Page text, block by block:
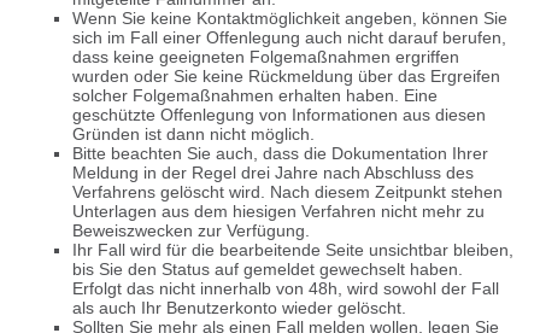
Wenn Sie keine Kontaktmöglichkeit angeben, können Sie
sich im Fall einer Offenlegung auch nicht darauf berufen,
dass keine geeigneten Folgemaßnahmen ergriffen
wurden oder Sie keine Rückmeldung über das Ergreifen
solcher Folgemaßnahmen erhalten haben. Eine
geschützte Offenlegung von Informationen aus diesen
Gründen ist dann nicht möglich.
Bitte beachten Sie auch, dass die Dokumentation Ihrer
Meldung in der Regel drei Jahre nach Abschluss des
Verfahrens gelöscht wird. Nach diesem Zeitpunkt stehen
Unterlagen aus dem hiesigen Verfahren nicht mehr zu
Beweiszwecken zur Verfügung.
Ihr Fall wird für die bearbeitende Seite unsichtbar bleiben,
bis Sie den Status auf gemeldet gewechselt haben.
Erfolgt das nicht innerhalb von 48h, wird sowohl der Fall
als auch Ihr Benutzerkonto wieder gelöscht.
Sollten Sie mehr als einen Fall melden wollen, legen Sie